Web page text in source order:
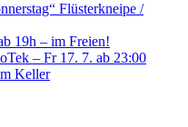
Flüsterkneipe /
19h – im Freien!
– Fr 17. 7. ab 23:00
Keller